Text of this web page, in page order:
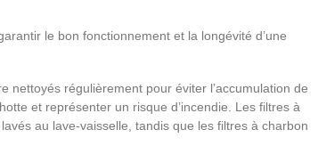
le bon fonctionnement et la longévité d’une
nettoyés régulièrement pour éviter l’accumulation de
et représenter un risque d’incendie. Les filtres à
au lave-vaisselle, tandis que les filtres à charbon